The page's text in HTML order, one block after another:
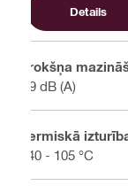
Details
Trokšņa
19 dB (A)
Termiskā
-40 - 105 °C